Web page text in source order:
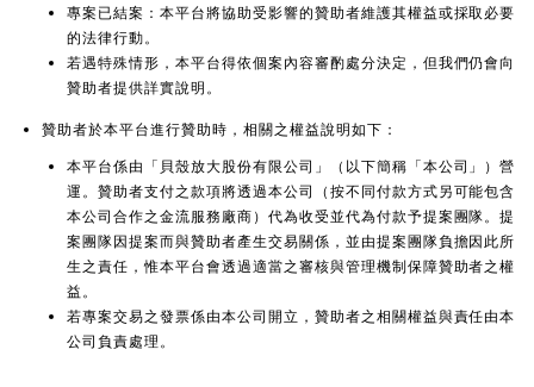
專案已結案：本平台將協助受影響的贊助者維護其權益或採取必要
的法律行動。
若遇特殊情形，本平台得依個案內容審酌處分決定，但我們仍會向
贊助者提供詳實說明。
贊助者於本平台進行贊助時，相關之權益說明如下：
本平台係由「貝殼放大股份有限公司」（以下簡稱「本公司」）營
運。贊助者支付之款項將透過本公司（按不同付款方式另可能包含
本公司合作之金流服務廠商）代為收受並代為付款予提案團隊。提
案團隊因提案而與贊助者產生交易關係，並由提案團隊負擔因此所
生之責任，惟本平台會透過適當之審核與管理機制保障贊助者之權
益。
若專案交易之發票係由本公司開立，贊助者之相關權益與責任由本
公司負責處理。